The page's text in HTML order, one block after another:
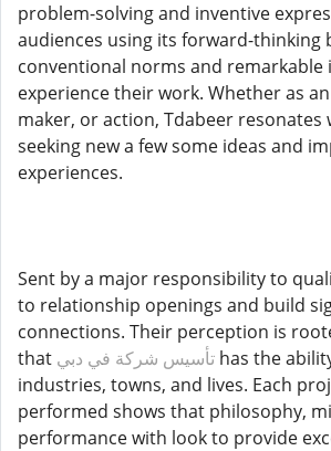
problem-solving and inventive
audiences using its forward-thinking
conventional norms and remarkable
experience their work. Whether as
maker, or action, Tdabeer resonates
seeking new a few some ideas and
experiences.
Sent by a major responsibility to
to relationship openings and build
connections. Their perception is
that تأسيس شركة في دبي has the
industries, towns, and lives. Each
performed shows that philosophy,
performance with look to provide